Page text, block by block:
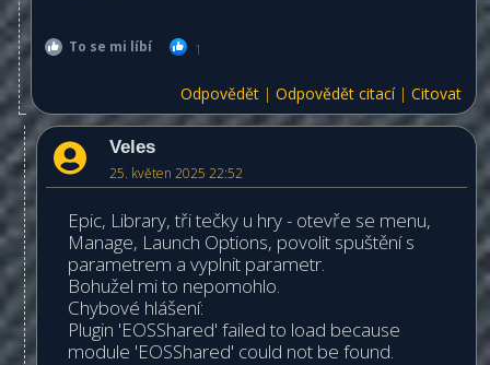
To se mi líbí 1
Odpovědět | Odpovědět citací| Citovat
Veles
25. květen 2025 22:52
Epic, Library, tři tečky u hry - otevře se menu,
Manage, Launch Options, povolit spuštění s
parametrem a vyplnit parametr.
Bohužel mi to nepomohlo.
Chybové hlášení:
Plugin 'EOSShared' failed to load because
module 'EOSShared' could not be found.